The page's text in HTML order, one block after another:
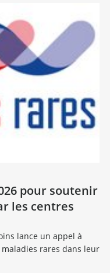
pour soutenir
les centres
lance un appel à
rares dans leur